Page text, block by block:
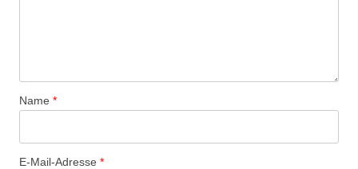
Name *
E-Mail-Adresse *